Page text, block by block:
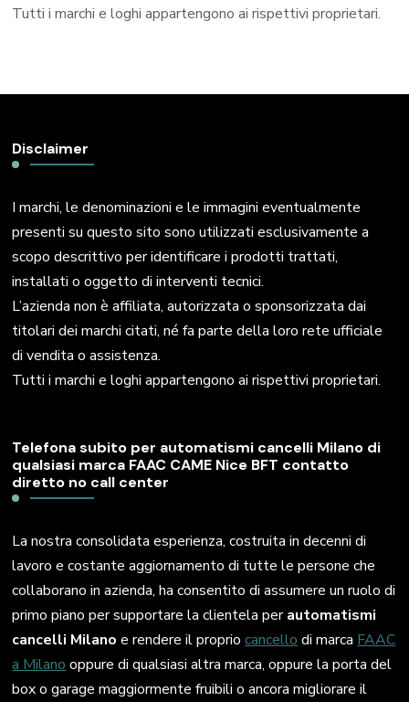
Tutti i marchi e loghi appartengono ai rispettivi proprietari.
Disclaimer
I marchi, le denominazioni e le immagini eventualmente
presenti su questo sito sono utilizzati esclusivamente a
scopo descrittivo per identificare i prodotti trattati,
installati o oggetto di interventi tecnici.
L’azienda non è affiliata, autorizzata o sponsorizzata dai
titolari dei marchi citati, né fa parte della loro rete ufficiale
di vendita o assistenza.
Tutti i marchi e loghi appartengono ai rispettivi proprietari.
Telefona subito per automatismi cancelli Milano di
qualsiasi marca FAAC CAME Nice BFT contatto
diretto no call center
La nostra consolidata esperienza, costruita in decenni di
lavoro e costante aggiornamento di tutte le persone che
collaborano in azienda, ha consentito di assumere un ruolo di
primo piano per supportare la clientela perautomatismi
cancelli Milano e rendere il propriocancello di marca FAAC
a Milano oppure di qualsiasi altra marca, oppure la porta del
box o garage maggiormente fruibili o ancora migliorare il